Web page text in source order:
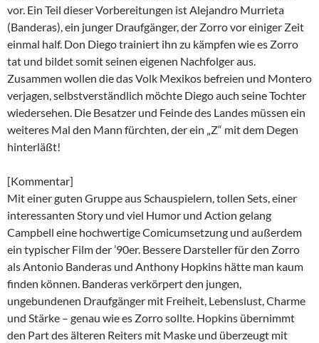
vor. Ein Teil dieser Vorbereitungen ist Alejandro Murrieta
(Banderas), ein junger Draufgänger, der Zorro vor einiger Zeit
einmal half. Don Diego trainiert ihn zu kämpfen wie es Zorro
tat und bildet somit seinen eigenen Nachfolger aus.
Zusammen wollen die das Volk Mexikos befreien und Montero
verjagen, selbstverständlich möchte Diego auch seine Tochter
wiedersehen. Die Besatzer und Feinde des Landes müssen ein
weiteres Mal den Mann fürchten, der ein „Z“ mit dem Degen
hinterläßt!
[Kommentar]
Mit einer guten Gruppe aus Schauspielern, tollen Sets, einer
interessanten Story und viel Humor und Action gelang
Campbell eine hochwertige Comicumsetzung und außerdem
ein typischer Film der ’90er. Bessere Darsteller für den Zorro
als Antonio Banderas und Anthony Hopkins hätte man kaum
finden können. Banderas verkörpert den jungen,
ungebundenen Draufgänger mit Freiheit, Lebenslust, Charme
und Stärke – genau wie es Zorro sollte. Hopkins übernimmt
den Part des älteren Reiters mit Maske und überzeugt mit